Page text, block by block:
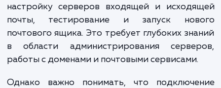
При выполнении услуги "Подключение
к почте" наши специалисты проводят
работ, включая анализ требований